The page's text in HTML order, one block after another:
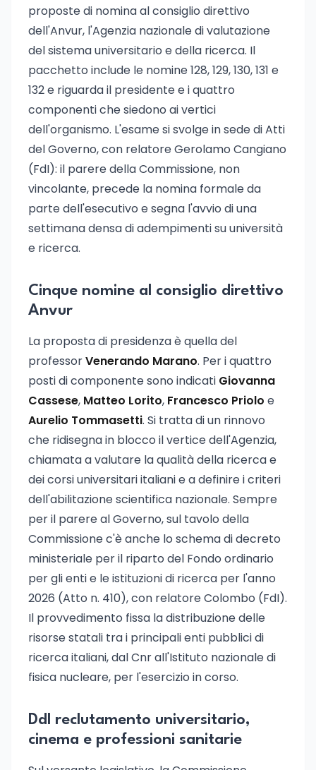
proposte di nomina al consiglio direttivo
dell'Anvur, l'Agenzia nazionale di valutazione
del sistema universitario e della ricerca. Il
pacchetto include le nomine 128, 129, 130, 131 e
132 e riguarda il presidente e i quattro
componenti che siedono ai vertici
dell'organismo. L'esame si svolge in sede di Atti
del Governo, con relatore Gerolamo Cangiano
(FdI): il parere della Commissione, non
vincolante, precede la nomina formale da
parte dell'esecutivo e segna l'avvio di una
settimana densa di adempimenti su università
e ricerca.
Cinque nomine al consiglio direttivo
Anvur
La proposta di presidenza è quella del
professorVenerando Marano. Per i quattro
posti di componente sono indicati Giovanna
Cassese, Matteo Lorito, Francesco Priolo e
Aurelio Tommasetti. Si tratta di un rinnovo
che ridisegna in blocco il vertice dell'Agenzia,
chiamata a valutare la qualità della ricerca e
dei corsi universitari italiani e a definire i criteri
dell'abilitazione scientifica nazionale. Sempre
per il parere al Governo, sul tavolo della
Commissione c'è anche lo schema di decreto
ministeriale per il riparto del Fondo ordinario
per gli enti e le istituzioni di ricerca per l'anno
2026 (Atto n. 410), con relatore Colombo (FdI).
Il provvedimento fissa la distribuzione delle
risorse statali tra i principali enti pubblici di
ricerca italiani, dal Cnr all'Istituto nazionale di
fisica nucleare, per l'esercizio in corso.
Ddl reclutamento universitario,
cinema e professioni sanitarie